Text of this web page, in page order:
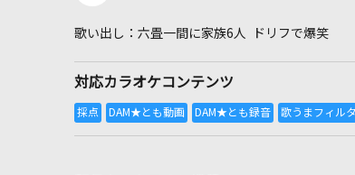
六畳一間に家族6人 ドリフで爆笑
対応カラオケコンテンツ